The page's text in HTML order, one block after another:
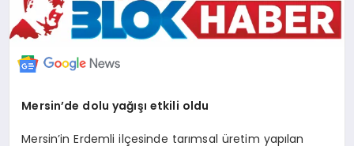
ILETİŞİM
Mersin’de dolu yağışı etkili oldu
Mersin’in Erdemli ilçesinde tarımsal üretim yapılan